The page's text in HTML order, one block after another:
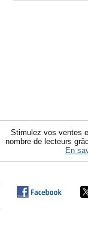
Stimulez vos ventes
nombre de lecteurs
En